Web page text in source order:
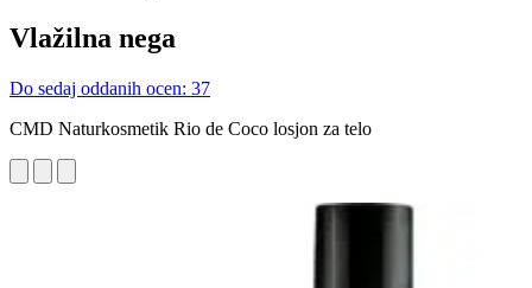
Vlažilna nega
Do sedaj oddanih ocen: 37
CMD Naturkosmetik Rio de Coco losjon za telo